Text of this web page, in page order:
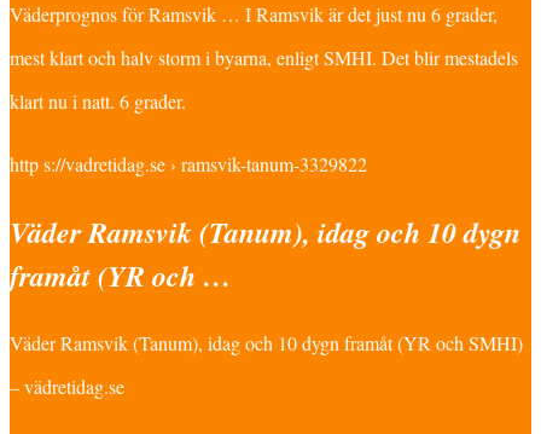
Väderprognos för Ramsvik … I Ramsvik är det just nu 6 grader,
mest klart och halv storm i byarna, enligt SMHI. Det blir mestadels
klart nu i natt. 6 grader.
http s://vadretidag.se › ramsvik-tanum-3329822
Väder Ramsvik (Tanum), idag och 10 dygn
framåt (YR och …
Väder Ramsvik (Tanum), idag och 10 dygn framåt (YR och SMHI)
– vädretidag.se